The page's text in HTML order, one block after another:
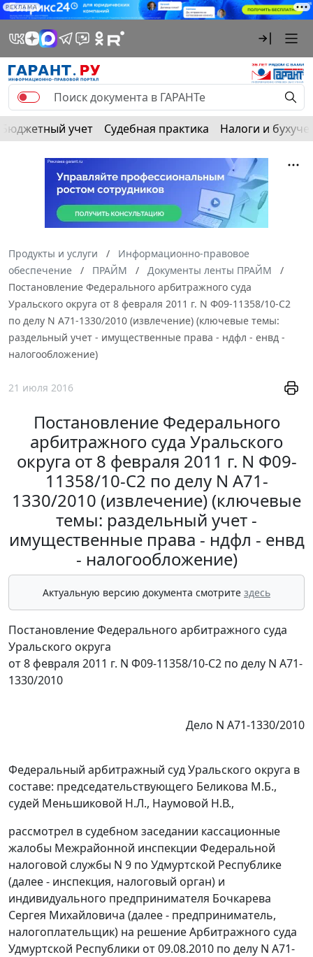
РЕКЛАМА
Бюджетный учет Судебная практика Налоги и
Продукты и услуги
Информационно-правовое
обеспечение
ПРАЙМ
Документы ленты ПРАЙМ
Постановление Федерального арбитражного суда
Уральского округа от 8 февраля 2011 г. N Ф09-11358/10-С2
по делу N А71-1330/2010 (извлечение) (ключевые темы:
раздельный учет - имущественные права - ндфл - енвд -
налогообложение)
21 июля 2016
Постановление Федерального
арбитражного суда Уральского
округа от 8 февраля 2011 г. N Ф09-
11358/10-С2 по делу N А71-
1330/2010 (извлечение) (ключевые
темы: раздельный учет -
имущественные права - ндфл - енвд
- налогообложение)
Актуальную версию документа смотрите здесь
Постановление Федерального арбитражного суда
Уральского округа
от 8 февраля 2011 г. N Ф09-11358/10-С2 по делу N А71-
1330/2010
Дело N А71-1330/2010
Федеральный арбитражный суд Уральского округа в
составе: председательствующего Беликова М.Б.,
судей Меньшиковой Н.Л., Наумовой Н.В.,
рассмотрел в судебном заседании кассационные
жалобы Межрайонной инспекции Федеральной
налоговой службы N 9 по Удмуртской Республике
(далее - инспекция, налоговый орган) и
индивидуального предпринимателя Бочкарева
Сергея Михайловича (далее - предприниматель,
налогоплательщик) на решение Арбитражного суда
Удмуртской Республики от 09.08.2010 по делу N А71-